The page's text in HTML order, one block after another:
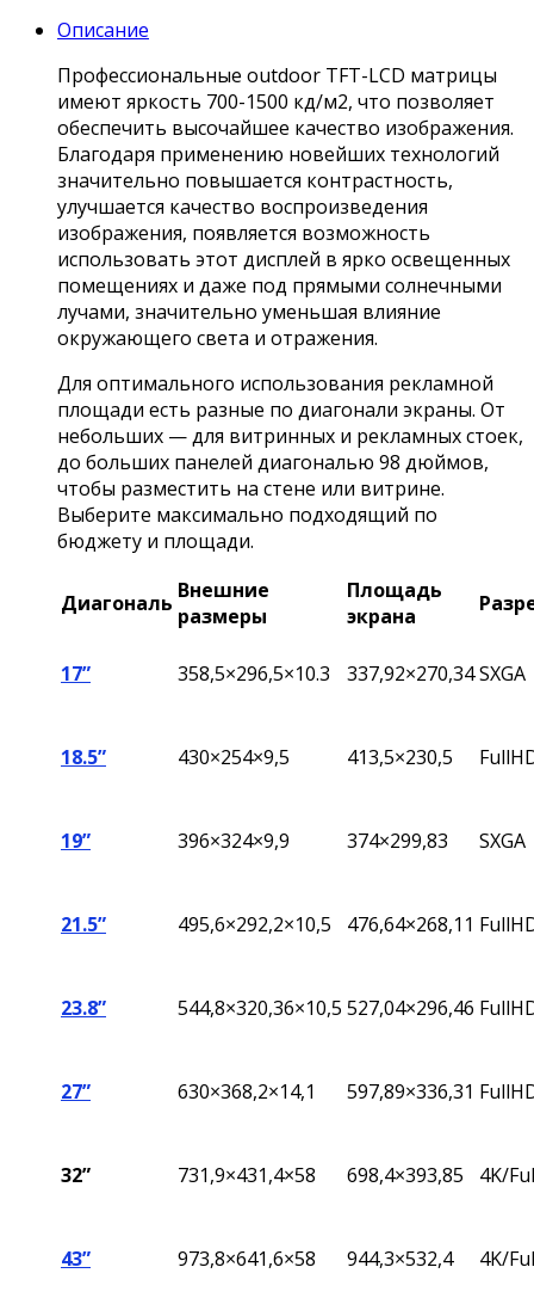
Описание
Профессиональные outdoor TFT-LCD матрицы
имеют яркость 700-1500 кд/м2, что позволяет
обеспечить высочайшее качество изображения.
Благодаря применению новейших технологий
значительно повышается контрастность,
улучшается качество воспроизведения
изображения, появляется возможность
использовать этот дисплей в ярко освещенных
помещениях и даже под прямыми солнечными
лучами, значительно уменьшая влияние
окружающего света и отражения.
Для оптимального использования рекламной
площади есть разные по диагонали экраны. От
небольших — для витринных и рекламных стоек,
до больших панелей диагональю 98 дюймов,
чтобы разместить на стене или витрине.
Выберите максимально подходящий по
бюджету и площади.
Диагональ Внешние
размеры
Площадь
экрана
17” 358,5×296,5×10.3 337,92×270,34SXGA
18.5” 430×254×9,5 413,5×230,5
19” 396×324×9,9 374×299,83 SXGA
21.5” 495,6×292,2×10,5 476,64×268,11
23.8” 544,8×320,36×10,5 527,04×296,46
27” 630×368,2×14,1 597,89×336,31
32” 731,9×431,4×58 698,4×393,85 4K/
43” 973,8×641,6×58 944,3×532,4 4K/